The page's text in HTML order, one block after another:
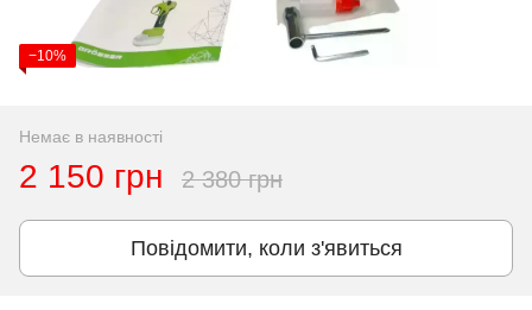
−10%
Немає в наявності
2 150 грн 2 380 грн
Повідомити, коли з'явиться